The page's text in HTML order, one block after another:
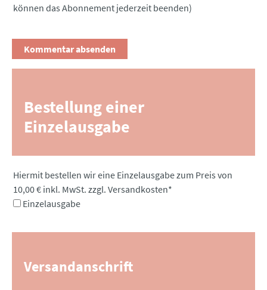
können das Abonnement jederzeit beenden)
Bestellung einer
Einzelausgabe
Pflichtfeld
Hiermit bestellen wir eine Einzelausgabe zum Preis von
10,00 € inkl. MwSt. zzgl. Versandkosten*
Einzelausgabe
Versandanschrift